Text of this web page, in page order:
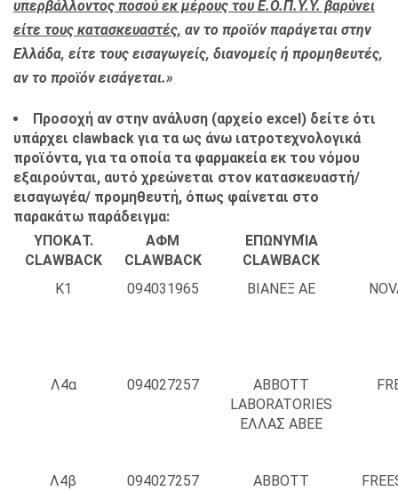
υπερβάλλοντος ποσού εκ μέρους του Ε.Ο.Π.Υ.Υ. βαρύνει
είτε τους κατασκευαστές, αν το προϊόν παράγεται στην
Ελλάδα, είτε τους εισαγωγείς, διανομείς ή προμηθευτές,
αν το προϊόν εισάγεται.»
Προσοχή αν στην ανάλυση (αρχείο excel) δείτε ότι
υπάρχει clawback για τα ως άνω ιατροτεχνολογικά
προϊόντα, για τα οποία τα φαρμακεία εκ του νόμου
εξαιρούνται, αυτό χρεώνεται στον κατασκευαστή/
εισαγωγέα/ προμηθευτή, όπως φαίνεται στο
παρακάτω παράδειγμα:
ΥΠΟΚΑΤ.
CLAWBACK
ΑΦΜ
CLAWBACK
ΕΠΩΝΥΜΊΑ
CLAWBACK
Κ1
094031965 ΒΙΑΝΕΞ ΑΕ
Λ4α 094027257
ABBOTT
LABORATORIES
ΕΛΛΑΣ ΑΒΕΕ
Λ4β 094027257
ABBOTT